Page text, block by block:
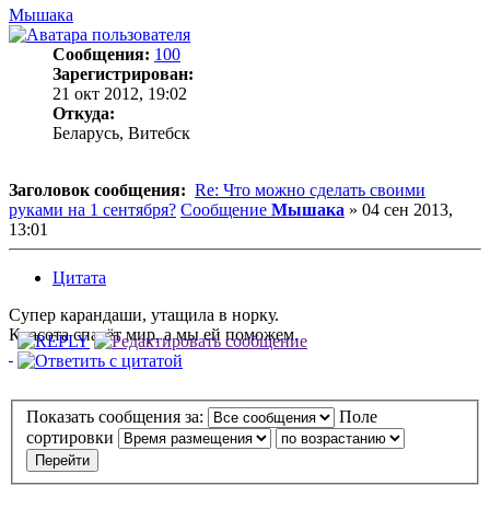
Мышака
Сообщения: 100
Зарегистрирован:
21 окт 2012, 19:02
Откуда:
Беларусь, Витебск
Заголовок сообщения: Re: Что можно сделать своими
руками на 1 сентября? Сообщение Мышака » 04 сен 2013,
13:01
Цитата
Супер карандаши, утащила в норку.
Красота спасёт мир, а мы ей поможем.
Показать сообщения за:
Поле
сортировки